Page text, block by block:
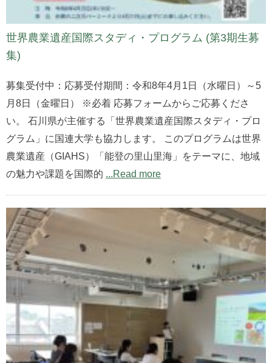
世界農業遺産国際スタディ・プログラム (第3期生募
集)
募集受付中：応募受付期間：令和8年4月1日（水曜日）～5
月8日（金曜日） ※必着 応募フォームからご応募くださ
い。 石川県が主催する「世界農業遺産国際スタディ・プロ
グラム」に国連大学も協力します。 このプログラムは世界
農業遺産（GIAHS）「能登の里山里海」をテーマに、地域
の魅力や課題を国際的 ...Read more